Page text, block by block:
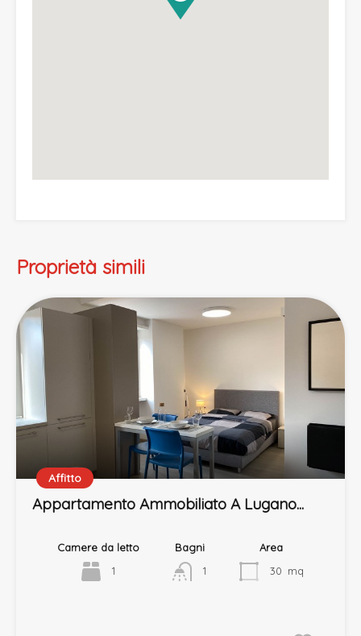
Proprietà simili
Appartamento Ammobiliato A Lugano...
Camere da letto
1
Bagni
1
Area
30 mq
Affitto